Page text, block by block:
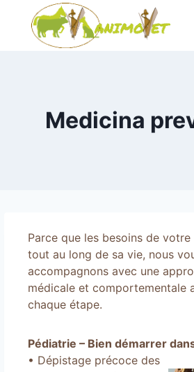
Contenido
Medicina
Parce que les besoins de
tout au long de sa vie, nous
accompagnons avec une
médicale et comportementale
chaque étape.
Pédiatrie – Bien démarrer
• Dépistage précoce des